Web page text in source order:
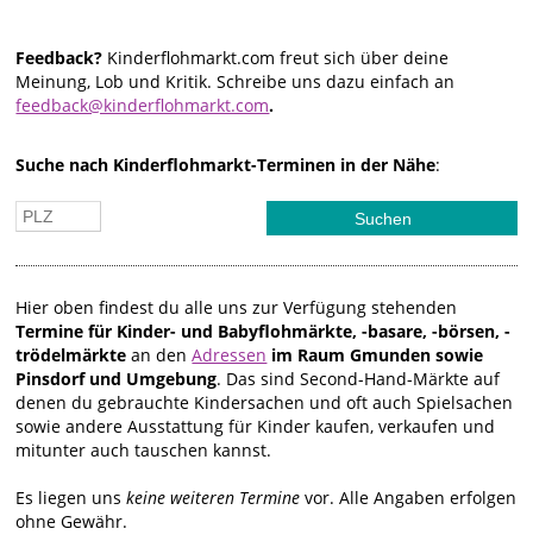
Feedback? Kinderflohmarkt.com freut sich über deine
Meinung, Lob und Kritik. Schreibe uns dazu einfach an
feedback@kinderflohmarkt.com.
Suche nach Kinderflohmarkt-Terminen in der Nähe:
Hier oben findest du alle uns zur Verfügung stehenden
Termine für Kinder- und Babyflohmärkte, -basare, -börsen, -
trödelmärkte an denAdressen im Raum Gmunden sowie
Pinsdorf und Umgebung. Das sind Second-Hand-Märkte auf
denen du gebrauchte Kindersachen und oft auch Spielsachen
sowie andere Ausstattung für Kinder kaufen, verkaufen und
mitunter auch tauschen kannst.
Es liegen unskeine weiteren Termine vor. Alle Angaben erfolgen
ohne Gewähr.